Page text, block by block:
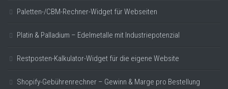
Paletten-/CBM-Rechner-Widget für Webseiten
Platin & Palladium – Edelmetalle mit Industriepotenzial
Restposten-Kalkulator-Widget für die eigene Website
Shopify-Gebührenrechner – Gewinn & Marge pro Bestellung